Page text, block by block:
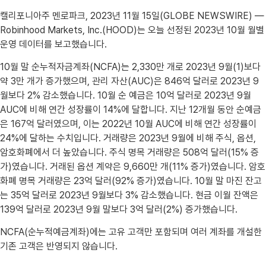
캘리포니아주 멘로파크, 2023년 11월 15일(GLOBE NEWSWIRE) —
Robinhood Markets, Inc.(HOOD)는 오늘 선정된 2023년 10월 월별
운영 데이터를 보고했습니다.
10월 말 순누적자금계좌(NCFA)는 2,330만 개로 2023년 9월(1)보다
약 3만 개가 증가했으며, 관리 자산(AUC)은 846억 달러로 2023년 9
월보다 2% 감소했습니다. 10월 순 예금은 10억 달러로 2023년 9월
AUC에 비해 연간 성장률이 14%에 달합니다. 지난 12개월 동안 순예금
은 167억 달러였으며, 이는 2022년 10월 AUC에 비해 연간 성장률이
24%에 달하는 수치입니다. 거래량은 2023년 9월에 비해 주식, 옵션,
암호화폐에서 더 높았습니다. 주식 명목 거래량은 508억 달러(15% 증
가)였습니다. 거래된 옵션 계약은 9,660만 개(11% 증가)였습니다. 암호
화폐 명목 거래량은 23억 달러(92% 증가)였습니다. 10월 말 마진 잔고
는 35억 달러로 2023년 9월보다 3% 감소했습니다. 현금 이월 잔액은
139억 달러로 2023년 9월 말보다 3억 달러(2%) 증가했습니다.
NCFA(순누적예금계좌)에는 고유 고객만 포함되며 여러 계좌를 개설한
기존 고객은 반영되지 않습니다.